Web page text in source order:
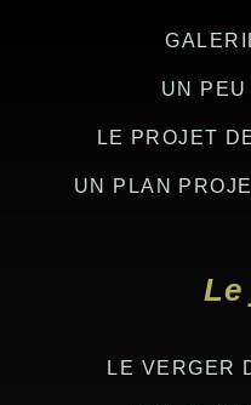
UN PEU
LE PROJET
UN PLAN
Le
LE VERGER